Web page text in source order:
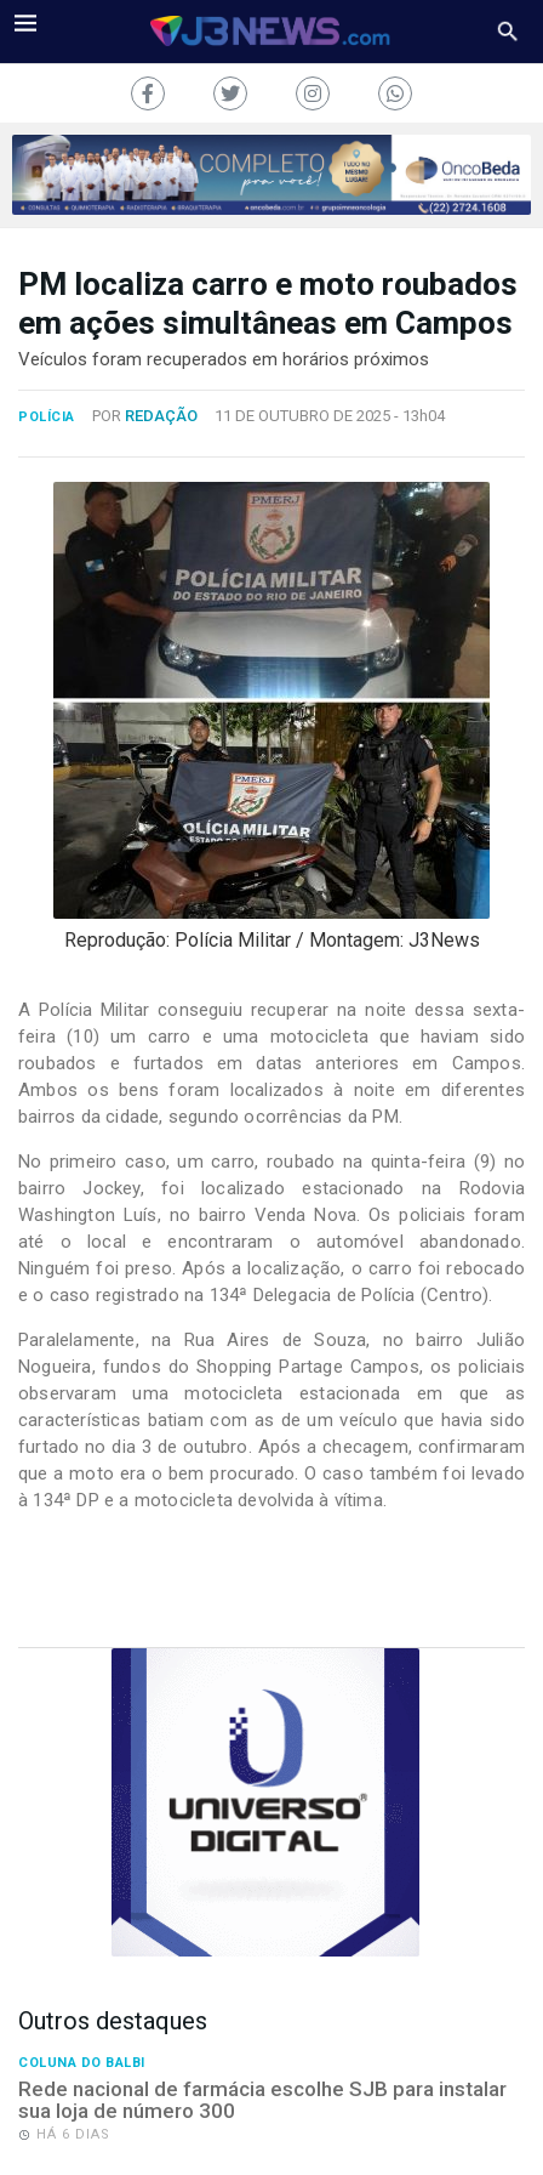
J3NEWS
COLUNAS
CONOSCO
Desenvolvido
Sistemas
PM localiza carro e moto roubados
em ações simultâneas em Campos
Veículos foram recuperados em horários próximos
POLÍCIA POR REDAÇÃO 11 DE OUTUBRO DE 2025 - 13h04
Reprodução: Polícia Militar / Montagem: J3News
A Polícia Militar conseguiu recuperar na noite dessa sexta-
feira (10) um carro e uma motocicleta que haviam sido
roubados e furtados em datas anteriores em Campos.
Ambos os bens foram localizados à noite em diferentes
bairros da cidade, segundo ocorrências da PM.
No primeiro caso, um carro, roubado na quinta-feira (9) no
bairro Jockey, foi localizado estacionado na Rodovia
Washington Luís, no bairro Venda Nova. Os policiais foram
até o local e encontraram o automóvel abandonado.
Ninguém foi preso. Após a localização, o carro foi rebocado
e o caso registrado na 134ª Delegacia de Polícia (Centro).
Paralelamente, na Rua Aires de Souza, no bairro Julião
Nogueira, fundos do Shopping Partage Campos, os policiais
observaram uma motocicleta estacionada em que as
características batiam com as de um veículo que havia sido
furtado no dia 3 de outubro. Após a checagem, confirmaram
que a moto era o bem procurado. O caso também foi levado
à 134ª DP e a motocicleta devolvida à vítima.
Outros destaques
COLUNA DO BALBI
Rede nacional de farmácia escolhe SJB para instalar
sua loja de número 300
HÁ 6 DIAS